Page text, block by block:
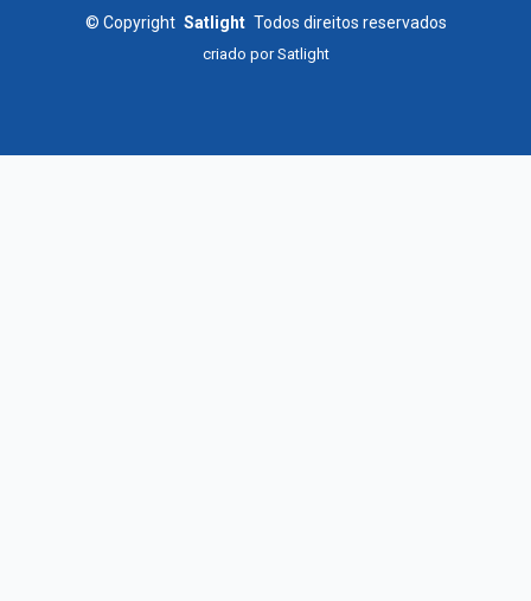
© Copyright Satlight Todos direitos reservados
criado porSatlight